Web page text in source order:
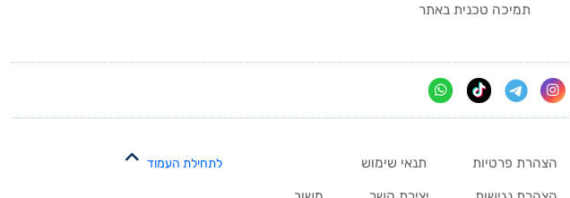
תמיכה טכנית באתר
הצהרת פרטיות תנאי שימוש לתחילת העמוד